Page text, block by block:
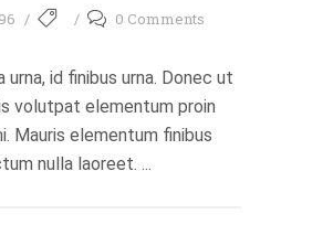
0 Comments
urna, id finibus urna. Donec ut
volutpat elementum proin
Mauris elementum finibus
nulla laoreet. ...